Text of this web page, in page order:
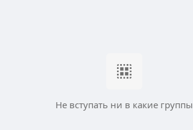
Не вступать ни в какие группы